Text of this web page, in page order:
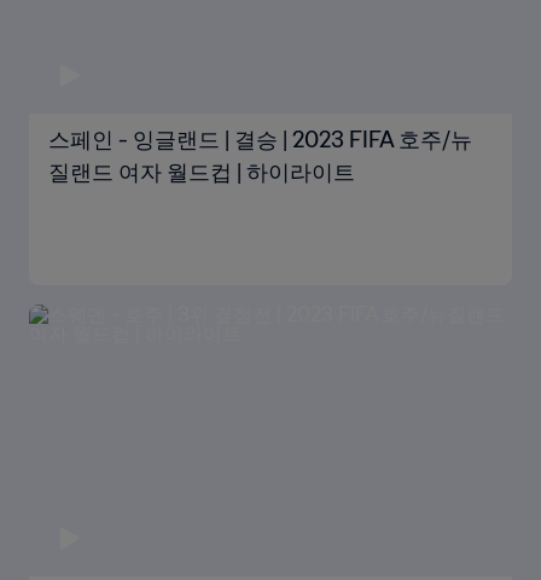
스페인 - 잉글랜드 | 결승 | 2023 FIFA 호주/뉴
질랜드 여자 월드컵 | 하이라이트